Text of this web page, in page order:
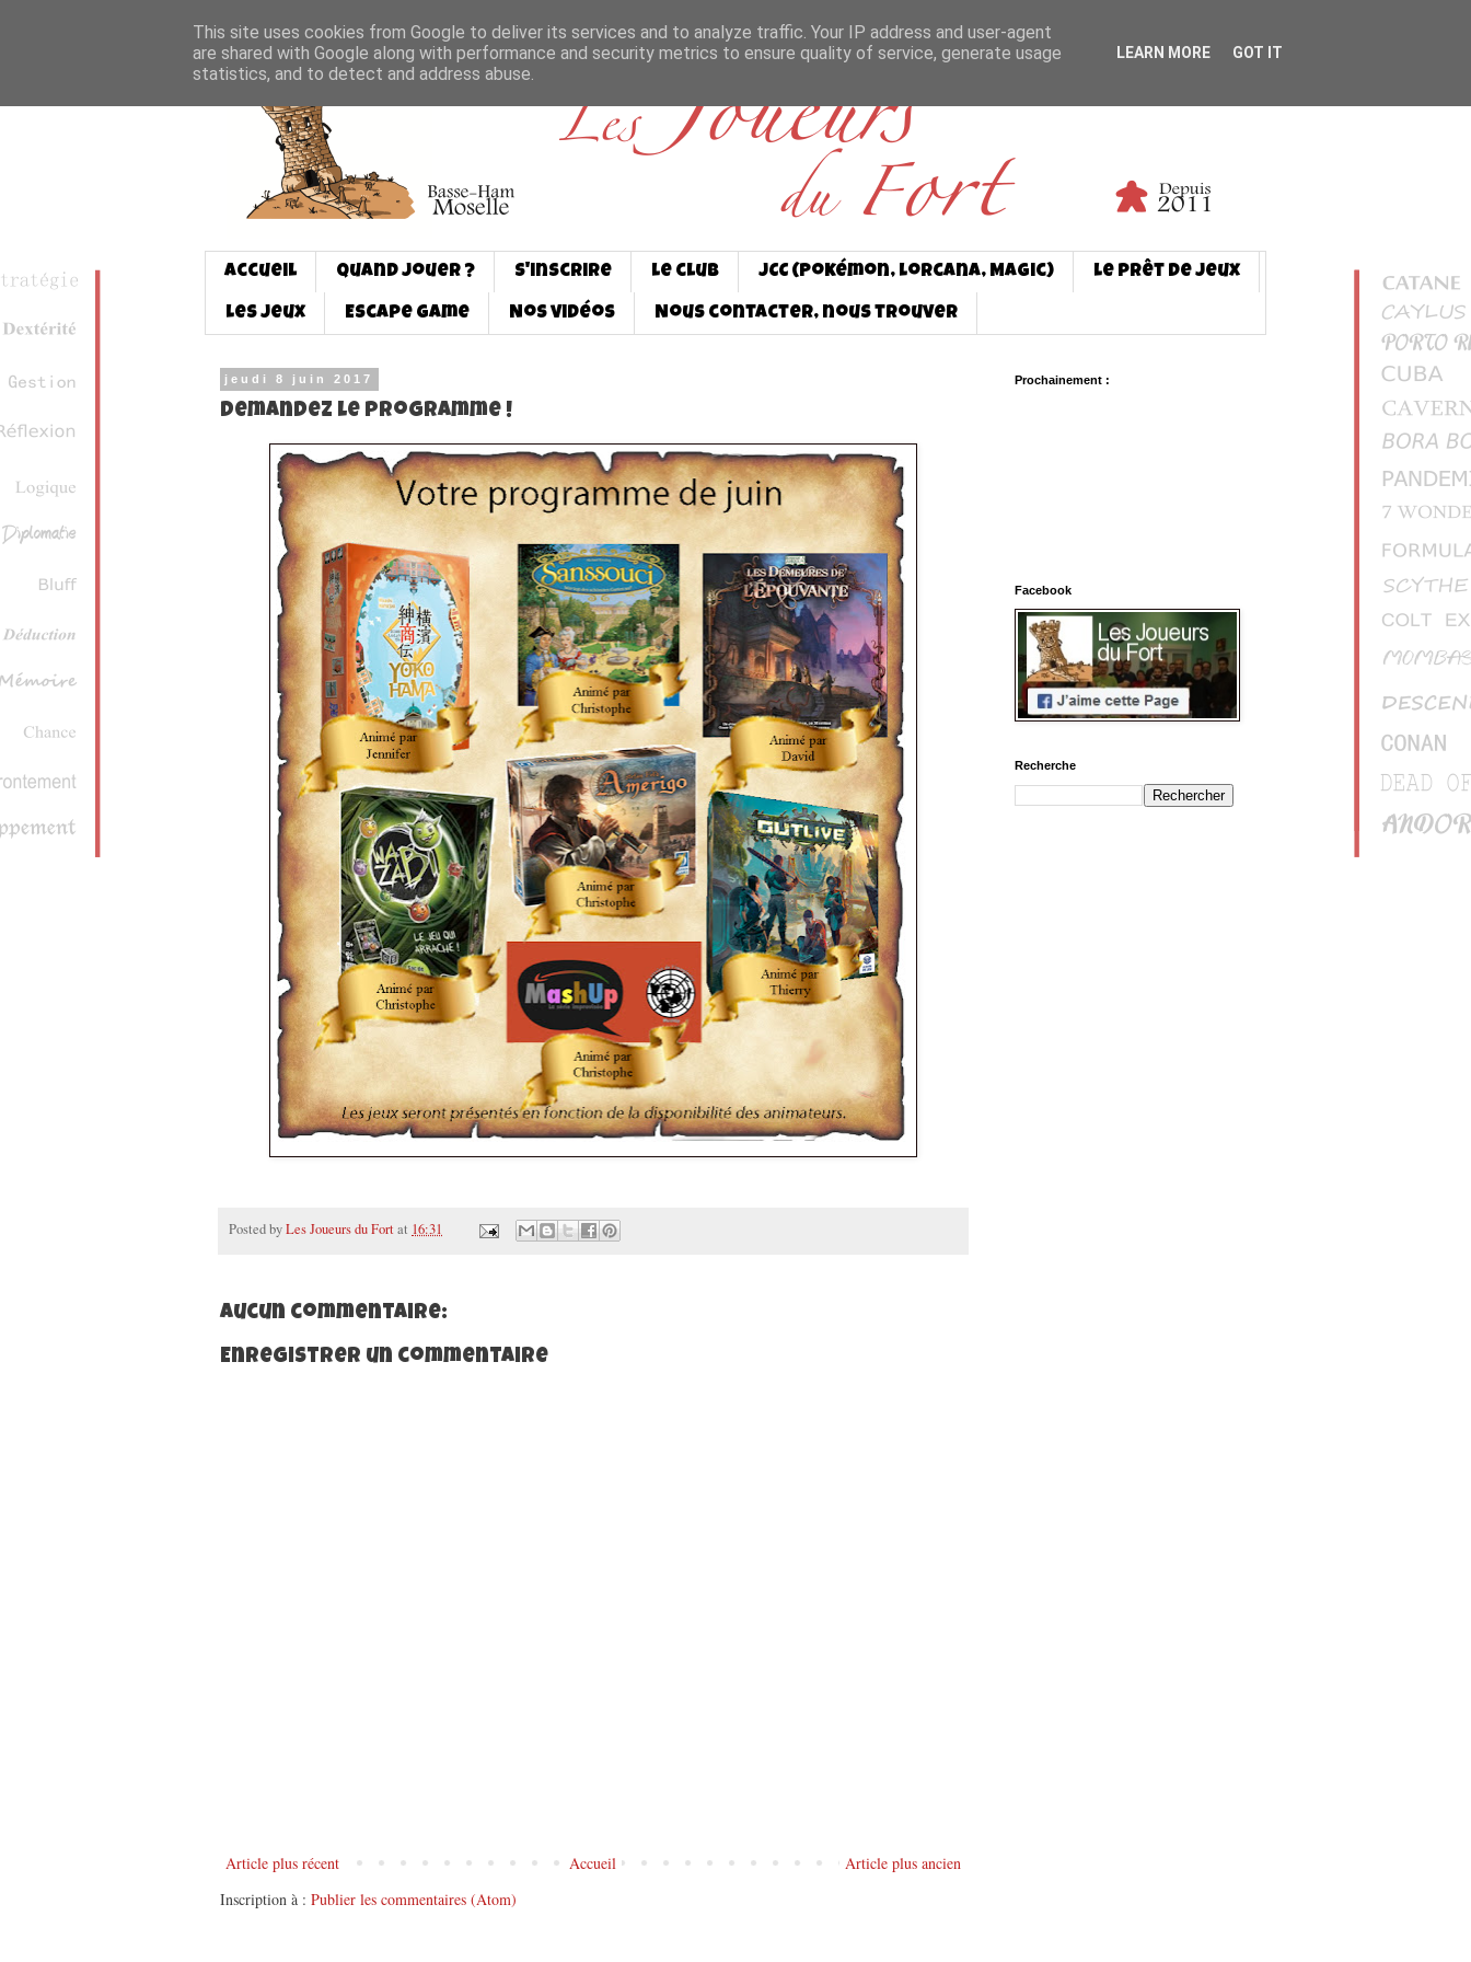
Accueil Quand jouer ? S'inscrire Le club JCC (Pokémon, Lorcana, Magic) Le prêt de jeux
Les jeux Escape game Nos vidéos Nous contacter, nous trouver
jeudi 8 juin 2017
Demandez le programme !
Posted byLes Joueurs du Fortat 16:31
Aucun commentaire:
Enregistrer un commentaire
Article plus récent Article plus ancien
Accueil
Inscription à : Publier les commentaires (Atom)
Prochainement :
Facebook
Recherche
This site uses cookies from Google to deliver its services and to analyze traffic. Your IP address and user-agent
are shared with Google along with performance and security metrics to ensure quality of service, generate usage
statistics, and to detect and address abuse.
LEARN MORE GOT IT